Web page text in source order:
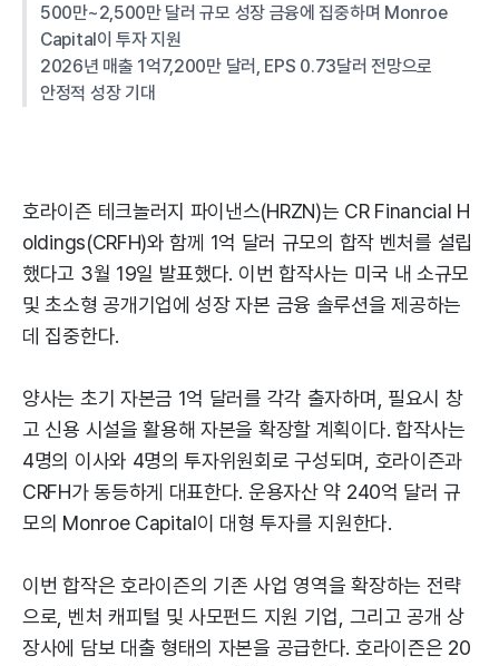
500만~2,500만 달러 규모 성장 금융에 집중하며 Monroe
Capital이 투자 지원
2026년 매출 1억7,200만 달러, EPS 0.73달러 전망으로
안정적 성장 기대
호라이즌 테크놀러지 파이낸스(HRZN)는 CR Financial H
oldings(CRFH)와 함께 1억 달러 규모의 합작 벤처를 설립
했다고 3월 19일 발표했다. 이번 합작사는 미국 내 소규모
및 초소형 공개기업에 성장 자본 금융 솔루션을 제공하는
데 집중한다.
양사는 초기 자본금 1억 달러를 각각 출자하며, 필요시 창
고 신용 시설을 활용해 자본을 확장할 계획이다. 합작사는
4명의 이사와 4명의 투자위원회로 구성되며, 호라이즌과
CRFH가 동등하게 대표한다. 운용자산 약 240억 달러 규
모의 Monroe Capital이 대형 투자를 지원한다.
이번 합작은 호라이즌의 기존 사업 영역을 확장하는 전략
으로, 벤처 캐피털 및 사모펀드 지원 기업, 그리고 공개 상
장사에 담보 대출 형태의 자본을 공급한다. 호라이즌은 20